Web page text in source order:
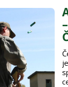
nástřelem 390
výsledkových